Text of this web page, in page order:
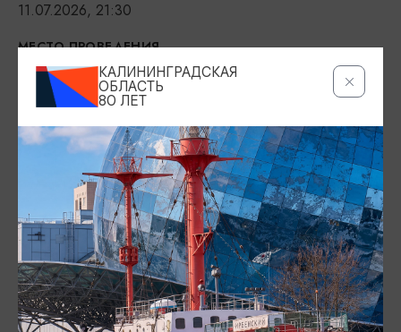
11.07.2026, 21:30
МЕСТО ПРОВЕДЕНИЯ
Театр эстрады «Янтарь-холл», ул. Ленина, 11, Светлогорск
Показать на карте
ТЕЛЕФОН
+7 (4012) 30-01-11
ВОЗРАСТНЫЕ ОГРАНИЧЕНИЯ
12+
БИЛЕТЫ
500 рублей
ЯНТАРЬХОЛЛ.РФ
КАЛИНИНГРАДСКАЯ
ОБЛАСТЬ
80 ЛЕТ